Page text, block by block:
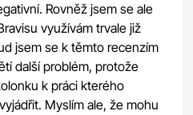
Rovněž jsem se ale
využívám trvale již
jsem se k těmto recenzím
další problém, protože
k práci kterého
Myslím ale, že mohu